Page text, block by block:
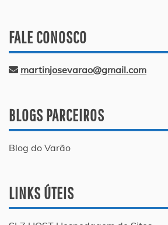
FALE CONOSCO
martinjosevarao@gmail.com
BLOGS PARCEIROS
Blog do Varão
LINKS ÚTEIS